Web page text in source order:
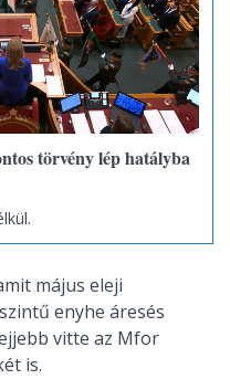
törvény lép hatályba
május eleji
enyhe áresés
vitte az Mfor
is.